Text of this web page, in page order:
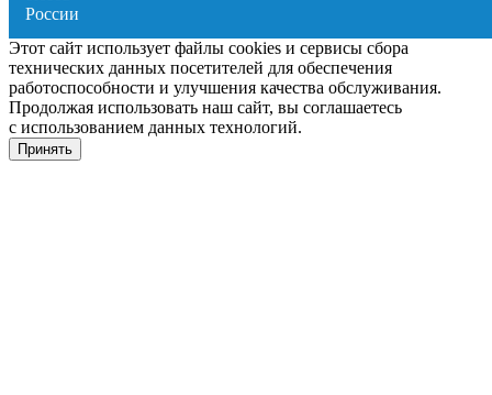
Этот сайт использует файлы cookies и сервисы сбора
технических данных посетителей для обеспечения
работоспособности и улучшения качества обслуживания.
Продолжая использовать наш сайт, вы соглашаетесь
с использованием данных технологий.
Принять